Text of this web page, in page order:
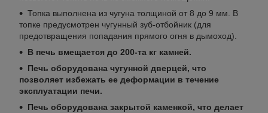
Топка выполнена из чугуна толщиной от 8 до 9 мм. В
топке предусмотрен чугунный зуб-отбойник (для
предотвращения попадания прямого огня в дымоход).
В печь вмещается до 200-та кг камней.
Печь оборудована чугунной дверцей, что
позволяет избежать ее деформации в течение
эксплуатации печи.
Печь оборудована закрытой каменкой, что делает